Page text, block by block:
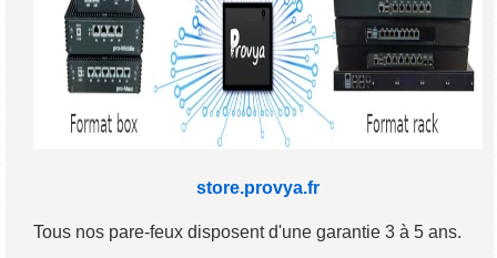
store.provya.fr
Tous nos pare-feux disposent d'une garantie 3 à 5 ans.